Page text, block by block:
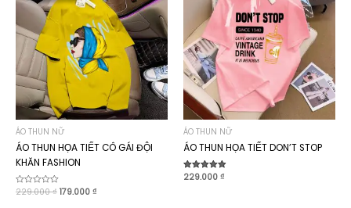
ÁO THUN NỮ
ÁO THUN HỌA TIẾT CÔ GÁI ĐỘI
KHĂN FASHION
Được
229.000₫ Giá
179.000 ₫
ÁO THUN NỮ
ÁO THUN HỌA TIẾT DON’T STOP
Được xếp
229.000 ₫